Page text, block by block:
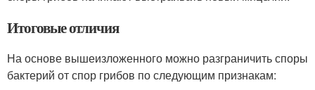
Итоговые отличия
На основе вышеизложенного можно разграничить споры
бактерий от спор грибов по следующим признакам: